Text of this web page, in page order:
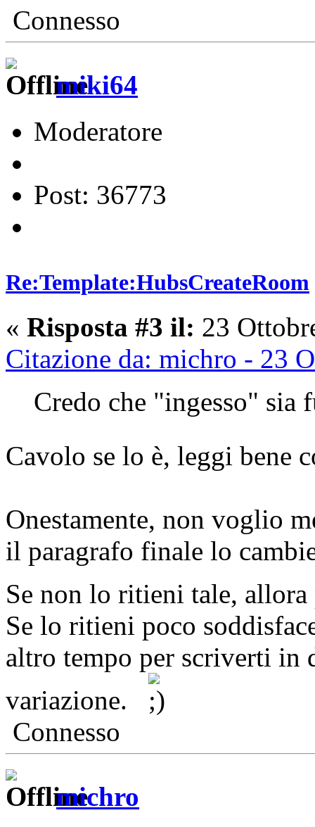
Connesso
miki64
Moderatore
Post: 36773
Re:Template:HubsCreateRoom
« Risposta #3 il: 23
Citazione da: michro - 23
Credo che "ingesso" sia
Cavolo se lo è, leggi bene
Onestamente, non voglio
il paragrafo finale lo
Se non lo ritieni tale,
Se lo ritieni poco
altro tempo per scriverti in
variazione.
Connesso
michro